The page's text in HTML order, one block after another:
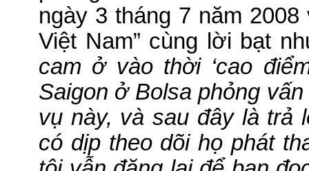
ngày 3 tháng 7 năm
Việt Nam” cùng lời bạt
cam ở vào thời ‘cao
Saigon ở Bolsa phỏng
vụ này, và sau đây là trả
có dịp theo dõi họ phát